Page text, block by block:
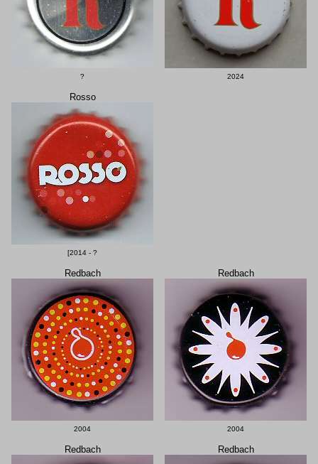
? 2024
Rosso
[2014 - ?
Redbach
2004
Redbach
2004
Redbach Redbach